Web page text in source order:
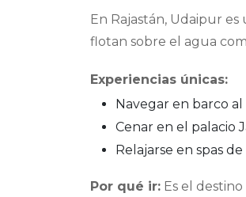
En Rajastán, Udaipur es
flotan sobre el agua
Experiencias únicas:
Navegar en barco
Cenar en el palacio
Relajarse en spas
Por qué ir: Es el